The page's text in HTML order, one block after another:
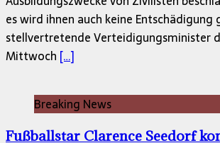
es wird ihnen auch keine
stellvertretende Verteidigungsminister
Mittwoch […]
Breaking News
Fußballstar Clarence Seedorf